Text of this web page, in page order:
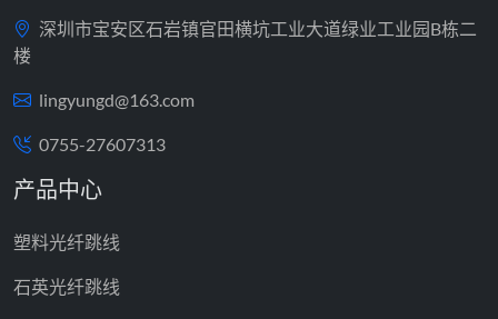
深圳市宝安区石岩镇官田横坑工业大道绿业工业园B栋二
楼
lingyungd@163.com
0755-27607313
产品中心
塑料光纤跳线
石英光纤跳线